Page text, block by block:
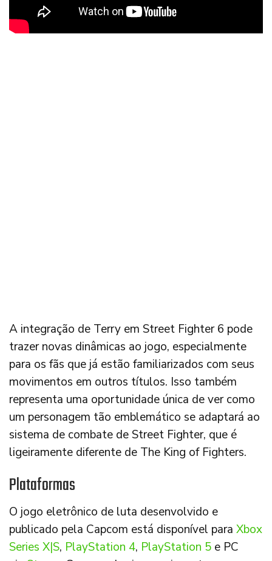
A integração de Terry em Street Fighter 6 pode
trazer novas dinâmicas ao jogo, especialmente
para os fãs que já estão familiarizados com seus
movimentos em outros títulos. Isso também
representa uma oportunidade única de ver como
um personagem tão emblemático se adaptará ao
sistema de combate de Street Fighter, que é
ligeiramente diferente de The King of Fighters.
Plataformas
O jogo eletrônico de luta desenvolvido e
publicado pela Capcom está disponível para Xbox
Series X|S, PlayStation 4, PlayStation 5 e PC